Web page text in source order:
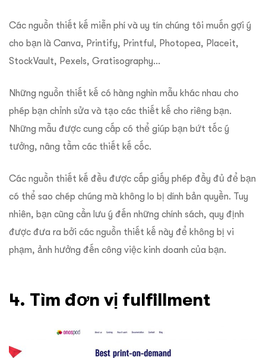
Các nguồn thiết kế miễn phí và uy tín chúng tôi muốn gợi ý
cho bạn là Canva, Printify, Printful, Photopea, Placeit,
StockVault, Pexels, Gratisography…
Những nguồn thiết kế có hàng nghìn mẫu khác nhau cho
phép bạn chỉnh sửa và tạo các thiết kế cho riêng bạn.
Những mẫu được cung cấp có thể giúp bạn bứt tốc ý
tưởng, nâng tầm các thiết kế cốc.
Các nguồn thiết kế đều được cấp giấy phép đầy đủ để bạn
có thể sao chép chúng mà không lo bị dính bản quyền. Tuy
nhiên, bạn cũng cần lưu ý đến những chính sách, quy định
được đưa ra bởi các nguồn thiết kế này để không bị vi
phạm, ảnh hưởng đến công việc kinh doanh của bạn.
4. Tìm đơn vị fulfillment